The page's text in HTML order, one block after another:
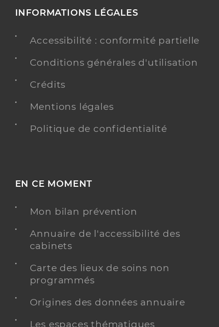
INFORMATIONS LÉGALES
Accessibilité : conformité partielle
Conditions générales d'utilisation
Crédits
Mentions légales
Politique de confidentialité
EN CE MOMENT
Mon bilan prévention
Annuaire de l'accessibilité des
cabinets
Carte des lieux de soins non
programmés
Origines des données annuaire
Les espaces thématiques